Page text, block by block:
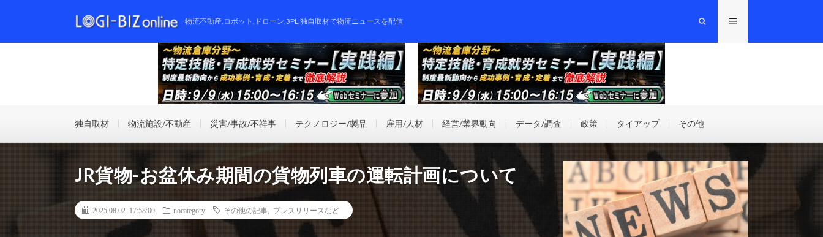
物流不動産,ロボット,ドローン,3PL,独自取材で物流ニュースを配信
独自取材 物流施設/不動産 災害/事故/不祥事 テクノロジー/製品 雇用/人材 経営/業界動向 データ/調査 政策 タイアップ その他
JR貨物-お盆休み期間の貨物列車の運転計画について
2025.08.02 17:58:00 nocategory その他の記事 プレスリリースなど